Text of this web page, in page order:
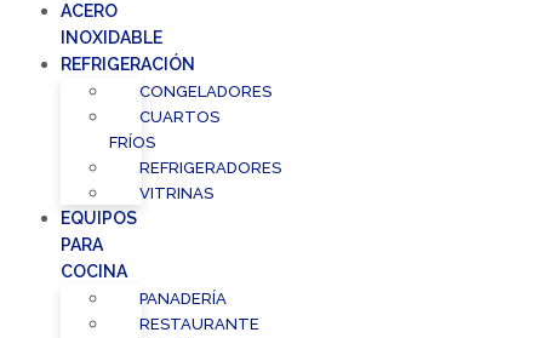
ACERO
INOXIDABLE
REFRIGERACIÓN
CONGELADORES
CUARTOS
FRÍOS
REFRIGERADORES
VITRINAS
EQUIPOS
PARA
COCINA
PANADERÍA
RESTAURANTE